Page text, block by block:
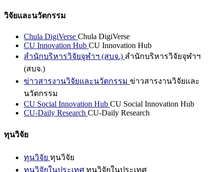
วิจัยและนวัตกรรม
Chula DigiVerse Chula DigiVerse
CU Innovation Hub CU Innovation Hub
สำนักบริหารวิจัยจุฬาฯ (สบจ.) สำนักบริหารวิจัยจุฬาฯ
(สบจ.)
ข่าวสารงานวิจัยและนวัตกรรม ข่าวสารงานวิจัยและ
นวัตกรรม
CU Social Innovation Hub CU Social Innovation Hub
CU-Daily Research CU-Daily Research
ทุนวิจัย
ทุนวิจัย ทุนวิจัย
ทุนวิจัยในประเทศ ทุนวิจัยในประเทศ